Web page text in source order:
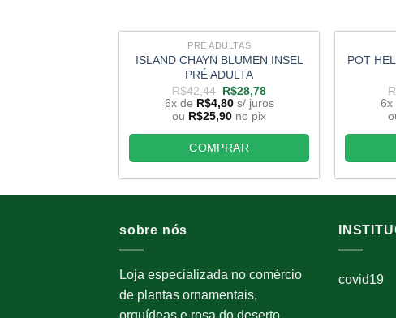
PRÉ ADULTAS
ISLAND CHAYN BLUMEN INSEL
PRÉ ADULTA
R$42,44 O
preço
original
era:
R$42,44.
R$28,78O
preço
atual
é:
R$28,78.
6x de R$4,80 s/ juros
ou R$25,90 no pix
COMPRAR
POT
6x
sobre nós
Loja especializada no comércio
de plantas ornamentais,
orquídeas e rosa do deserto.
covid19